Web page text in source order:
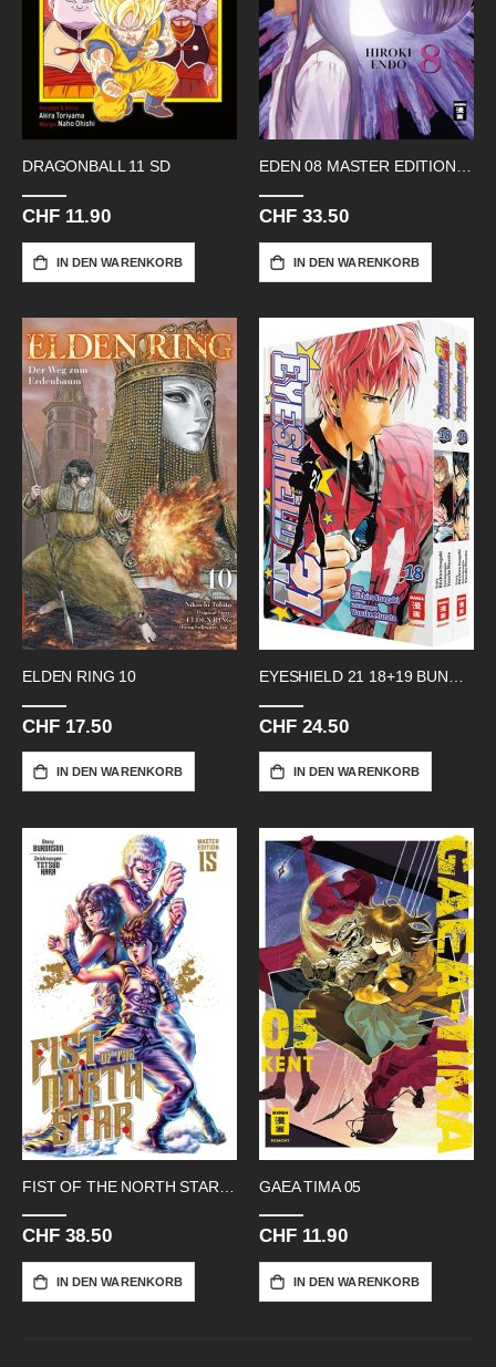
DRAGONBALL 11 SD
CHF 11.90
IN DEN WARENKORB
CHF 33.50
IN DEN WARENKORB
ELDEN RING 10
CHF 17.50
IN DEN WARENKORB
CHF 24.50
IN DEN WARENKORB
CHF 38.50
IN DEN WARENKORB
GAEA TIMA 05
CHF 11.90
IN DEN WARENKORB